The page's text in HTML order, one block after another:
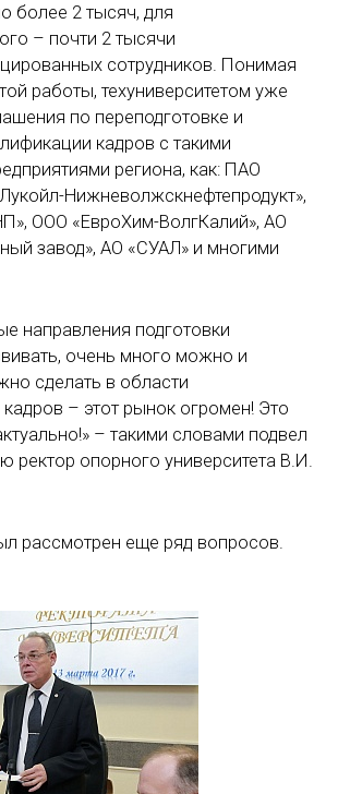
более 2 тысяч, для
– почти 2 тысячи
сотрудников. Понимая
работы, техуниверситетом уже
по переподготовке и
кадров с такими
региона, как: ПАО
Нижневолжскнефтепродукт»,
ООО «ЕвроХим-ВолгКалий», АО
завод», АО «СУАЛ» и многими
направления подготовки
очень много можно и
сделать в области
кадров – этот рынок огромен! Это
– такими словами подвел
ректор опорного университета В.И.
рассмотрен еще ряд вопросов.